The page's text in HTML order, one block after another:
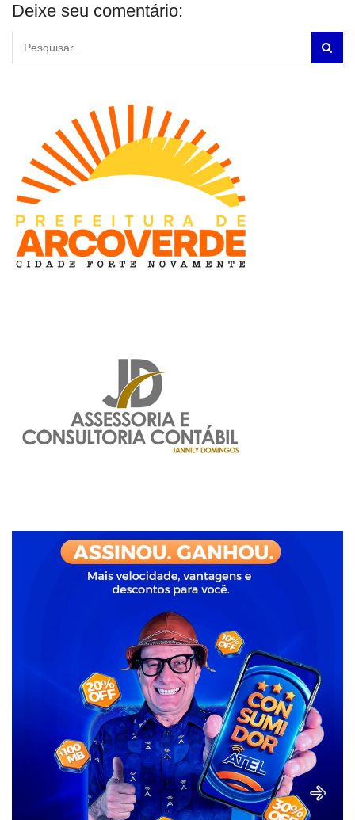
Deixe seu comentário: